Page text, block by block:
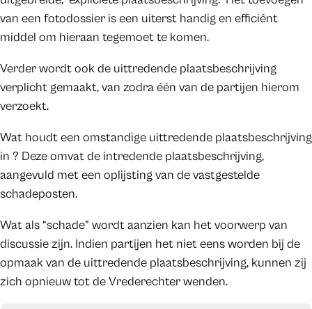
van een fotodossier is een uiterst handig en efficiënt
middel om hieraan tegemoet te komen.
Verder wordt ook de uittredende plaatsbeschrijving
verplicht gemaakt, van zodra één van de partijen hierom
verzoekt.
Wat houdt een omstandige uittredende plaatsbeschrijving
in ? Deze omvat de intredende plaatsbeschrijving,
aangevuld met een oplijsting van de vastgestelde
schadeposten.
Wat als “schade” wordt aanzien kan het voorwerp van
discussie zijn. Indien partijen het niet eens worden bij de
opmaak van de uittredende plaatsbeschrijving, kunnen zij
zich opnieuw tot de Vrederechter wenden.